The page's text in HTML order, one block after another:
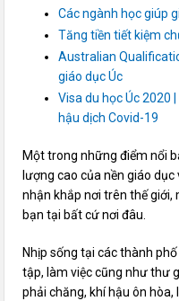
Các ngành học giúp
Tăng tiền tiết kiệm
Australian
giáo dục Úc
Visa du học Úc 2020
hậu dịch Covid-19
Một trong những điểm nổi
lượng cao của nền giáo
nhận khắp nơi trên thế giới,
bạn tại bất cứ nơi đâu.
Nhịp sống tại các thành
tập, làm việc cũng như thư
phải chăng, khí hậu ôn